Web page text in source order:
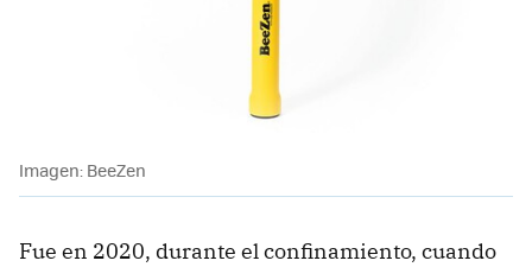
Imagen: BeeZen
Fue en 2020, durante el confinamiento, cuando